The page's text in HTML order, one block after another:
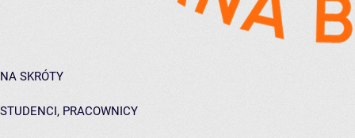
NA SKRÓTY
STUDENCI, PRACOWNICY